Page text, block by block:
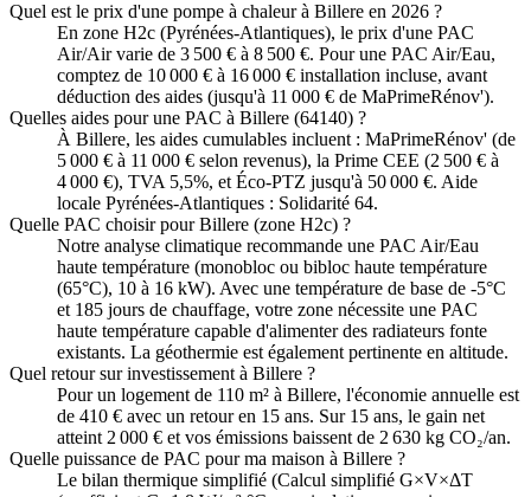
Quel est le prix d'une pompe à chaleur à Billere en 2026 ?
En zone H2c (Pyrénées-Atlantiques), le prix d'une PAC
Air/Air varie de 3 500 € à 8 500 €. Pour une PAC Air/Eau,
comptez de 10 000 € à 16 000 € installation incluse, avant
déduction des aides (jusqu'à 11 000 € de MaPrimeRénov').
Quelles aides pour une PAC à Billere (64140) ?
À Billere, les aides cumulables incluent : MaPrimeRénov' (de
5 000 € à 11 000 € selon revenus), la Prime CEE (2 500 € à
4 000 €), TVA 5,5%, et Éco-PTZ jusqu'à 50 000 €. Aide
locale Pyrénées-Atlantiques : Solidarité 64.
Quelle PAC choisir pour Billere (zone H2c) ?
Notre analyse climatique recommande une PAC Air/Eau
haute température (monobloc ou bibloc haute température
(65°C), 10 à 16 kW). Avec une température de base de -5°C
et 185 jours de chauffage, votre zone nécessite une PAC
haute température capable d'alimenter des radiateurs fonte
existants. La géothermie est également pertinente en altitude.
Quel retour sur investissement à Billere ?
Pour un logement de 110 m² à Billere, l'économie annuelle est
de 410 € avec un retour en 15 ans. Sur 15 ans, le gain net
atteint 2 000 € et vos émissions baissent de 2 630 kg CO₂/an.
Quelle puissance de PAC pour ma maison à Billere ?
Le bilan thermique simplifié (Calcul simplifié G×V×ΔT